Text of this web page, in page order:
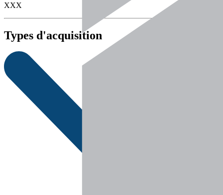
XXX
Types d'acquisition